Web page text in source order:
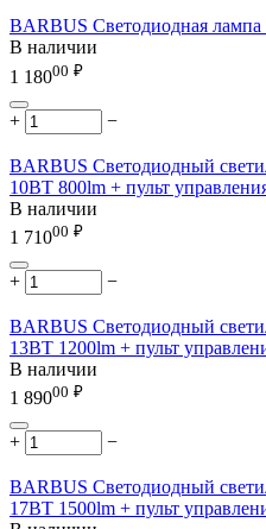
BARBUS Светодиодная
В наличии
1 18000 ₽
+ −
BARBUS Светодиодный
10ВТ 800lm + пульт
В наличии
1 71000 ₽
+ −
BARBUS Светодиодный
13ВТ 1200lm + пульт
В наличии
1 89000 ₽
+ −
BARBUS Светодиодный
17ВТ 1500lm + пульт